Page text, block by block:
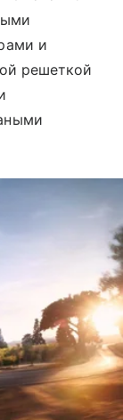
и
решеткой